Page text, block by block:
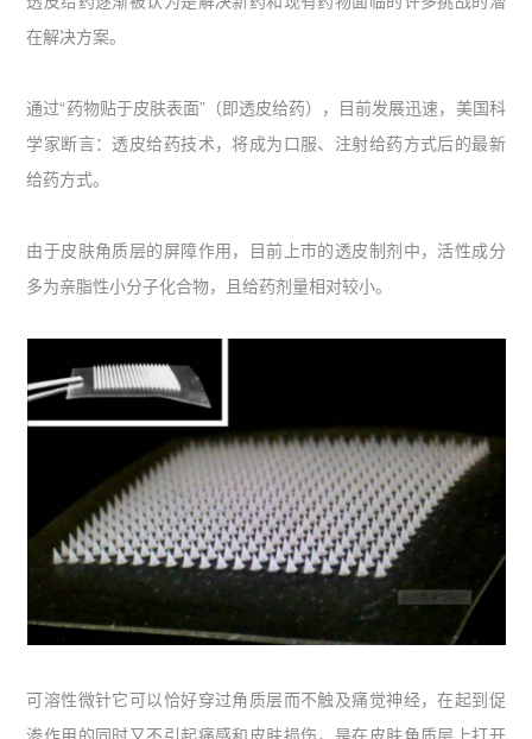
在解决方案。
通过“药物贴于皮肤表面”（即透皮给药），目前发展迅速，美国科
学家断言：透皮给药技术，将成为口服、注射给药方式后的最新
给药方式。
由于皮肤角质层的屏障作用，目前上市的透皮制剂中，活性成分
多为亲脂性小分子化合物，且给药剂量相对较小。
可溶性微针它可以恰好穿过角质层而不触及痛觉神经，在起到促